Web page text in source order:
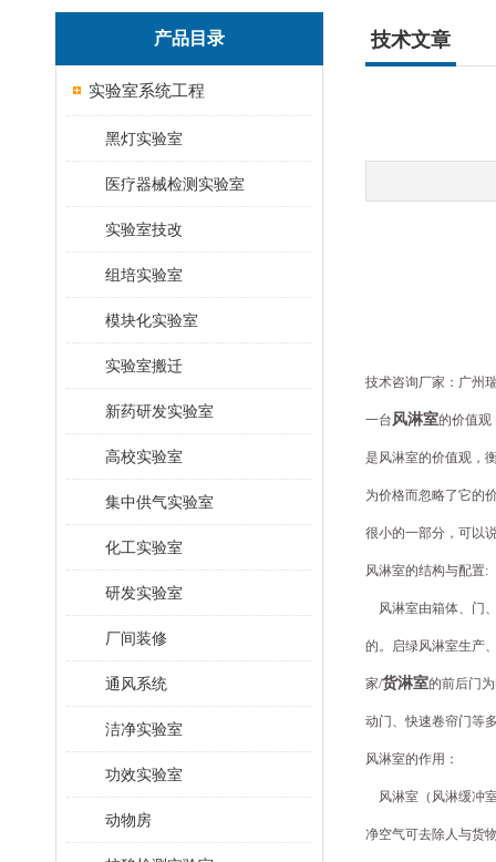
产品目录
实验室系统工程
黑灯实验室
医疗器械检测实验室
实验室技改
组培实验室
模块化实验室
实验室搬迁
新药研发实验室
高校实验室
集中供气实验室
化工实验室
研发实验室
厂间装修
通风系统
洁净实验室
功效实验室
动物房
技术文章
技术咨询厂家：广州
一台风淋室的价值观
是风淋室的价值观，
为价格而忽略了它的
很小的一部分，可以
风淋室的结构与配置:
风淋室由箱体、门
的。启绿风淋室生产
家/货淋室的前后门
动门、快速卷帘门等
风淋室的作用：
风淋室 （ 风淋缓冲
净空气可去除人与货